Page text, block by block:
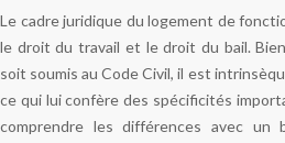
Le cadre juridique du logement de
le droit du travail et le droit du bail.
soit soumis au Code Civil, il est
ce qui lui confère des spécificités
comprendre les différences avec un